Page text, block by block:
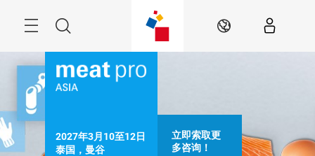
索
ZH
2027年3月10至12日
泰国，曼谷
立即索取更
多咨询！